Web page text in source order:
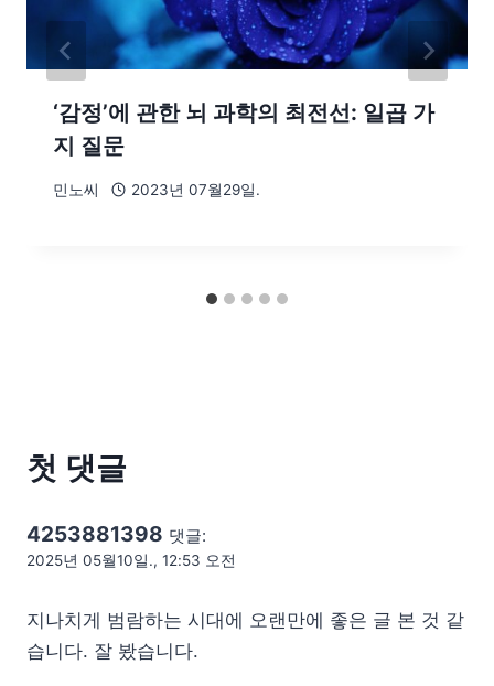
‘감정’에 관한 뇌 과학의 최전선: 일곱 가
지 질문
민노씨 2023년 07월29일.
첫 댓글
4253881398 댓글:
2025년 05월10일., 12:53 오전
지나치게 범람하는 시대에 오랜만에 좋은 글 본 것 같
습니다. 잘 봤습니다.